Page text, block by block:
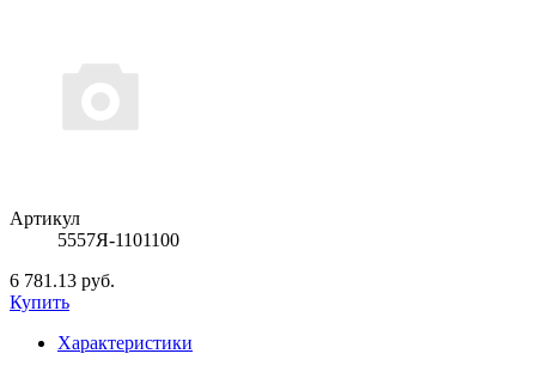
Артикул
5557Я-1101100
6 781.13 руб.
Купить
Характеристики